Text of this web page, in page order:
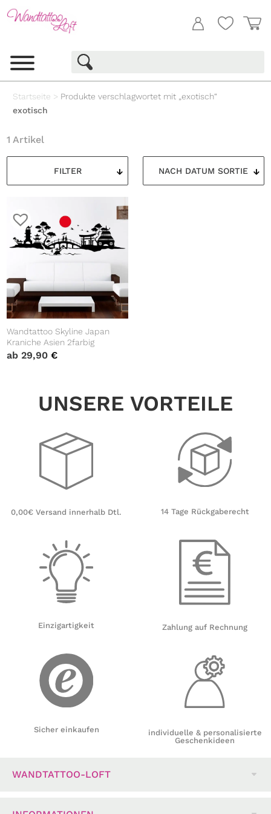
Startseite > Produkte verschlagwortet mit „exotisch“
exotisch
FILTER
1 Artikel
Wandtattoo Skyline Japan
Kraniche Asien 2farbig
ab29,90€
UNSERE VORTEILE
0,00€ Versand innerhalb Dtl.
Einzigartigkeit
Sicher einkaufen
14 Tage Rückgaberecht
Zahlung auf Rechnung
individuelle & personalisierte
Geschenkideen
WANDTATTOO-LOFT